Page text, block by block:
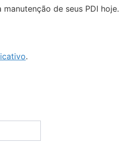
de seus PDI hoje.
.